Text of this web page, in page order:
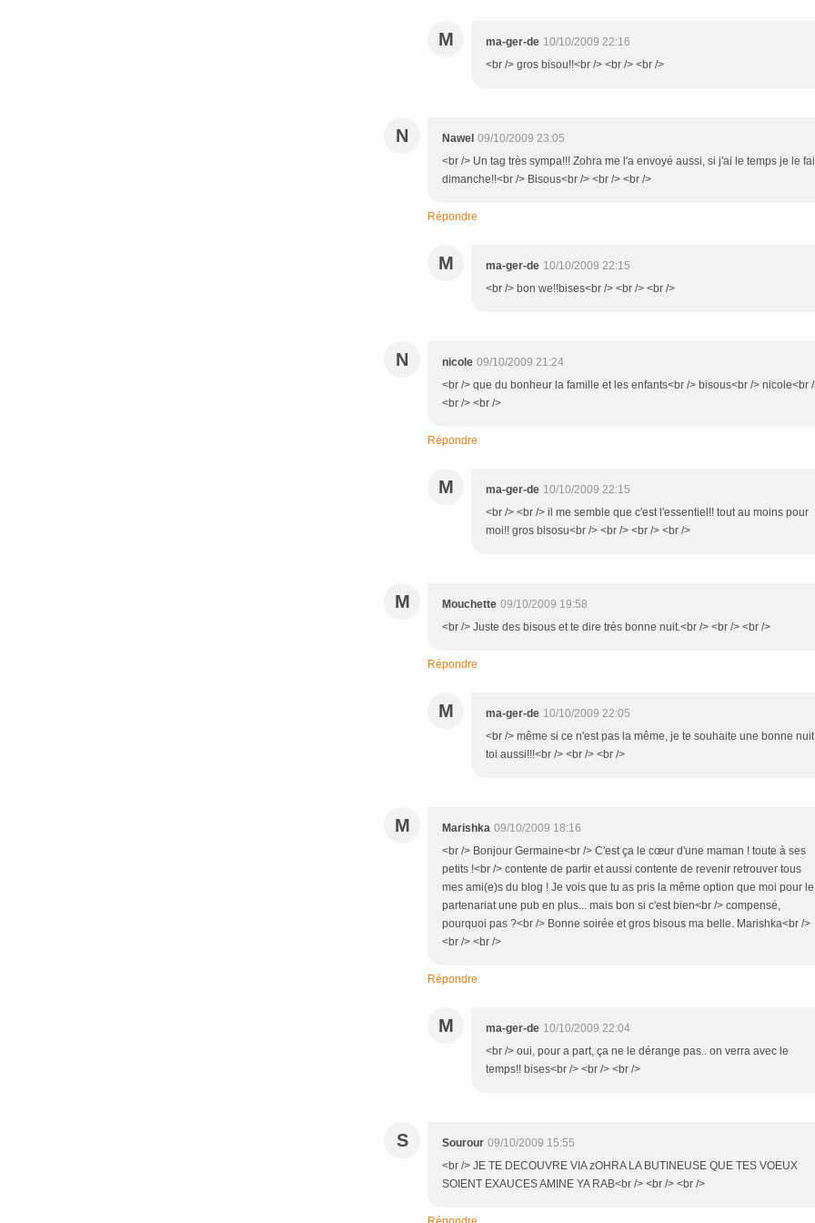
M ma-ger-de 10/10/2009 22:16
<br /> gros bisou!!<br /> <br /> <br />
N Nawel 09/10/2009 23:05
<br /> Un tag très sympa!!! Zohra me l'a envoyé aussi, si j'ai le temps je le
dimanche!!<br /> Bisous<br /> <br /> <br />
Répondre
M ma-ger-de 10/10/2009 22:15
<br /> bon we!!bises<br /> <br /> <br />
N nicole 09/10/2009 21:24
<br /> que du bonheur la famille et les enfants<br /> bisous<br /> nicole<br
<br /> <br />
Répondre
M ma-ger-de 10/10/2009 22:15
<br /> <br /> il me semble que c'est l'essentiel!! tout au moins pour
moi!! gros bisosu<br /> <br /> <br /> <br />
M Mouchette 09/10/2009 19:58
<br /> Juste des bisous et te dire très bonne nuit.<br /> <br /> <br />
Répondre
M ma-ger-de 10/10/2009 22:05
<br /> même si ce n'est pas la même, je te souhaite une bonne
toi aussi!!!<br /> <br /> <br />
M Marishka 09/10/2009 18:16
<br /> Bonjour Germaine<br /> C'est ça le cœur d'une maman ! toute à ses
petits !<br /> contente de partir et aussi contente de revenir retrouver tous
mes ami(e)s du blog ! Je vois que tu as pris la même option que moi pour le
partenariat une pub en plus... mais bon si c'est bien<br /> compensé,
pourquoi pas ?<br /> Bonne soirée et gros bisous ma belle. Marishka<br />
<br /> <br />
Répondre
M ma-ger-de 10/10/2009 22:04
<br /> oui, pour a part, ça ne le dérange pas.. on verra avec le
temps!! bises<br /> <br /> <br />
S Sourour 09/10/2009 15:55
<br /> JE TE DECOUVRE VIA zOHRA LA BUTINEUSE QUE TES VOEUX
SOIENT EXAUCES AMINE YA RAB<br /> <br /> <br />